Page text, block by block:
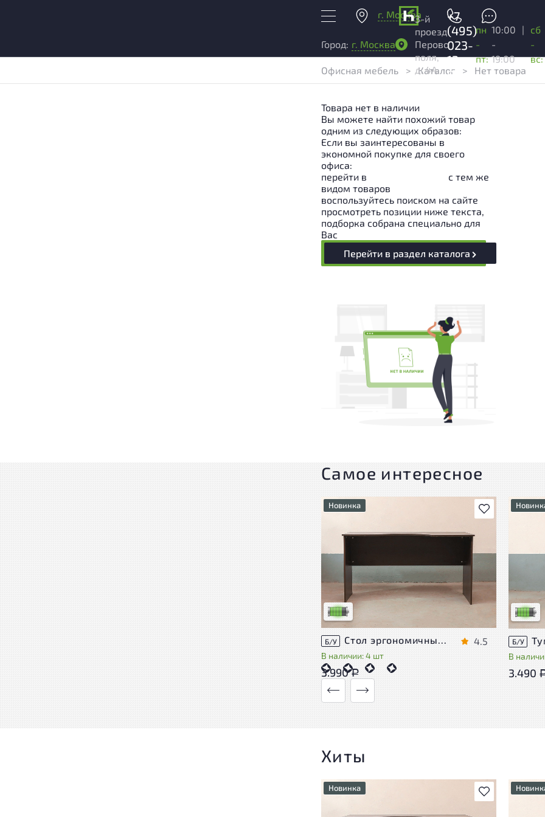
г. Москва
+7
(495)
023-
13-
03
Город: г. Москва
3-й
проезд
Перово
поля,
д. 4А
пн
-
пт:
10:00
-
19:00
|
сб
-
вс:
Офисная мебель > Каталог > Нет товара
Товара нет в наличии
Вы можете найти похожий товар
одним из следующих образов:
Если вы заинтересованы в
экономной покупке для своего
офиса:
перейти в
с тем же
видом товаров
воспользуйтесь поиском на сайте
просмотреть позиции ниже текста,
подборка собрана специально для
Вас
Перейти в раздел каталога
Самое интересное
В избранное
Новинка
У товара присутствуют незначительные
следы эксплуатации, не влияющие на
удобство его использования
Низкая степень износа
Б/У Стол эргономичный ЛДСП Венге
В наличии: 4 шт
4.5
3.990Р
У
следы
Низкая
Б/У
В
3.490
Хиты
В избранное
Новинка